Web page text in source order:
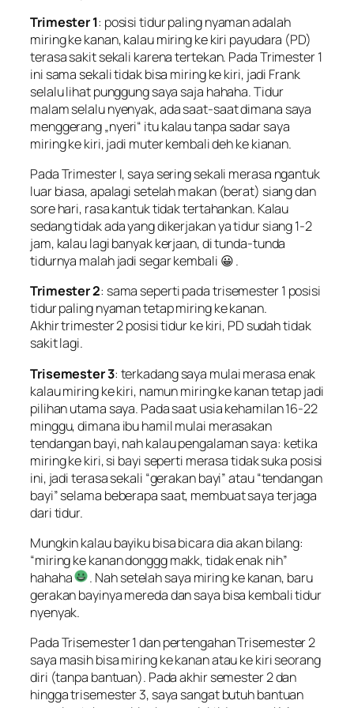
Trimester 1: posisi tidur paling nyaman adalah
miring ke kanan, kalau miring ke kiri payudara (PD)
terasa sakit sekali karena tertekan. Pada Trimester 1
ini sama sekali tidak bisa miring ke kiri, jadi Frank
selalu lihat punggung saya saja hahaha. Tidur
malam selalu nyenyak, ada saat-saat dimana saya
menggerang „nyeri“ itu kalau tanpa sadar saya
miring ke kiri, jadi muter kembali deh ke kianan.
Pada Trimester I, saya sering sekali merasa ngantuk
luar biasa, apalagi setelah makan (berat) siang dan
sore hari, rasa kantuk tidak tertahankan. Kalau
sedang tidak ada yang dikerjakan ya tidur siang 1-2
jam, kalau lagi banyak kerjaan, di tunda-tunda
tidurnya malah jadi segar kembali 😀 .
Trimester 2: sama seperti pada trisemester 1 posisi
tidur paling nyaman tetap miring ke kanan.
Akhir trimester 2 posisi tidur ke kiri, PD sudah tidak
sakit lagi.
Trisemester 3: terkadang saya mulai merasa enak
kalau miring ke kiri, namun miring ke kanan tetap jadi
pilihan utama saya. Pada saat usia kehamilan 16-22
minggu, dimana ibu hamil mulai merasakan
tendangan bayi, nah kalau pengalaman saya: ketika
miring ke kiri, si bayi seperti merasa tidak suka posisi
ini, jadi terasa sekali “gerakan bayi” atau “tendangan
bayi” selama beberapa saat, membuat saya terjaga
dari tidur.
Mungkin kalau bayiku bisa bicara dia akan bilang:
“miring ke kanan donggg makk, tidak enak nih”
hahaha
. Nah setelah saya miring ke kanan, baru
gerakan bayinya mereda dan saya bisa kembali tidur
nyenyak.
Pada Trisemester 1 dan pertengahan Trisemester 2
saya masih bisa miring ke kanan atau ke kiri seorang
diri (tanpa bantuan). Pada akhir semester 2 dan
hingga trisemester 3, saya sangat butuh bantuan